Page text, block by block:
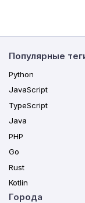
Популярные
Python
JavaScript
TypeScript
Java
PHP
Go
Rust
Kotlin
Города